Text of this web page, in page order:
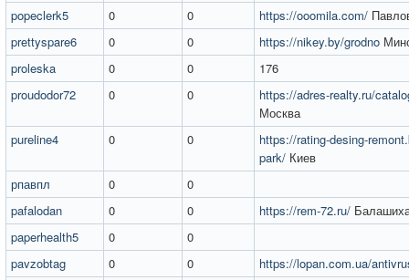
popeclerk5
0 0 https://ooomila.com/
prettyspare6
0 0 https://nikey.by/grodno
proleska
0 0
176
proudodor72
0 0
https://adres-realty.ru/
Москва
pureline4
0 0
https://rating-desing-
park/ Киев
рпавпл
0
0
pafalodan
0 0 https://rem-72.ru/
paperhealth5
0
0
pavzobtag
0 0
https://lopan.com.ua/